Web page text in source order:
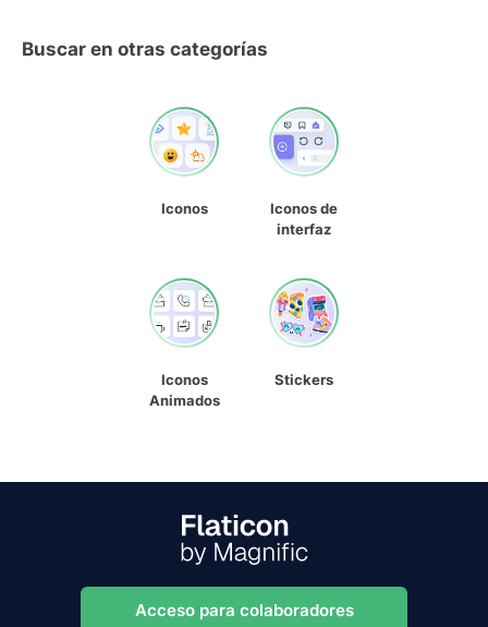
Buscar en otras categorías
Iconos
Iconos de
interfaz
Iconos
Animados
Stickers
Acceso para colaboradores